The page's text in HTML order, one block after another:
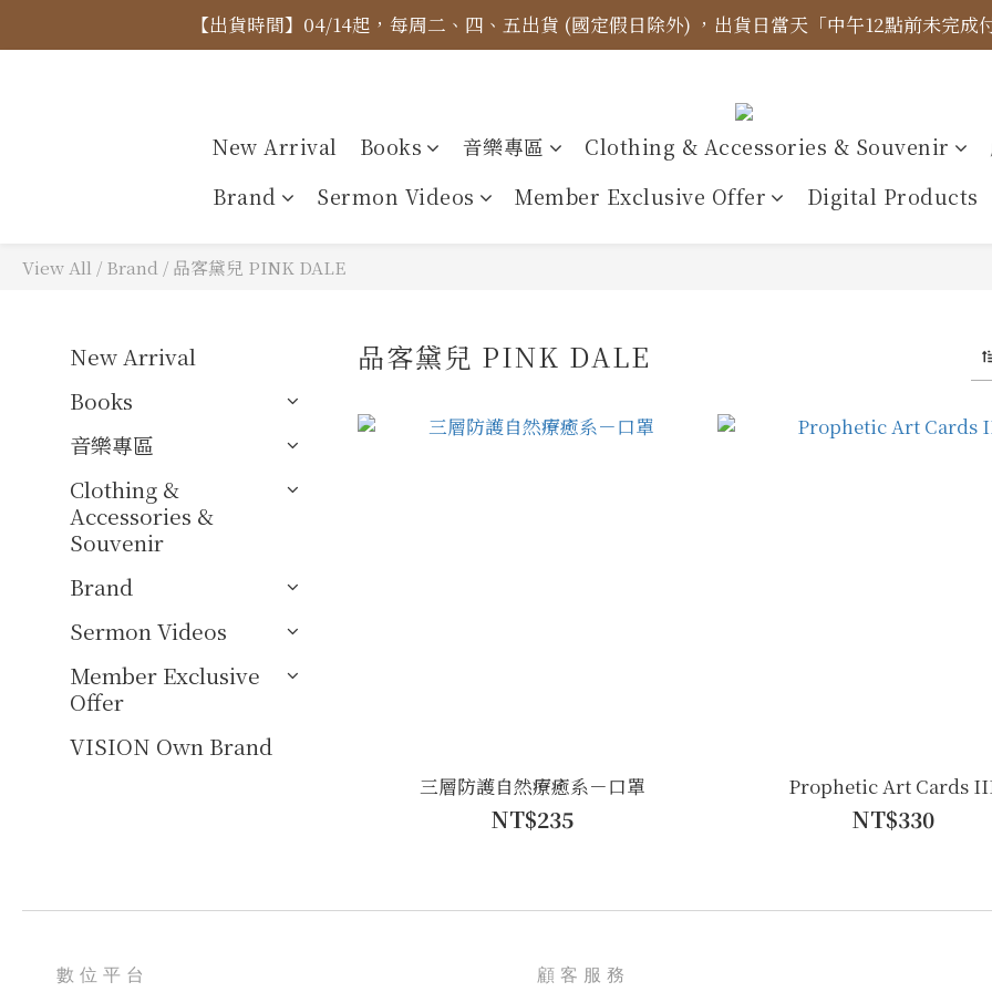
【價格標示更新】異象出版品-價格標示更新為原價，折扣一律購物
【出貨時間】04/14起，每周二、四、五出貨 (國定假日除外) ，出貨日當天「中午12點前未完成
【價格標示更新】異象出版品-價格標示更新為原價，折扣一律購物
New Arrival Books 音樂專區 Clothing & Accessories & Souvenir
Brand
Sermon Videos Member Exclusive Offer Digital Products
View All / Brand / 品客黛兒 PINK DALE
New Arrival
Books
音樂專區
Clothing &
Accessories &
Souvenir
Brand
Sermon Videos
Member Exclusive
Offer
VISION Own Brand
品客黛兒 PINK DALE
三層防護自然療癒系－口罩
NT$235
Prophetic Art Cards
NT$330
數位平台 顧客服務